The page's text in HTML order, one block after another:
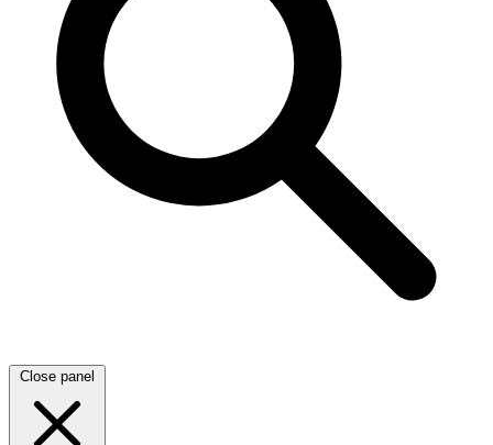
Close panel